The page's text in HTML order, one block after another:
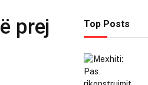
prej
Top Posts